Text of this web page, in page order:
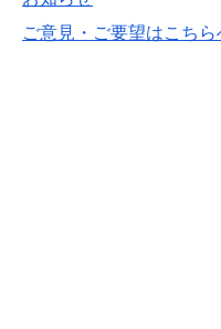
ご意見・ご要望はこちら